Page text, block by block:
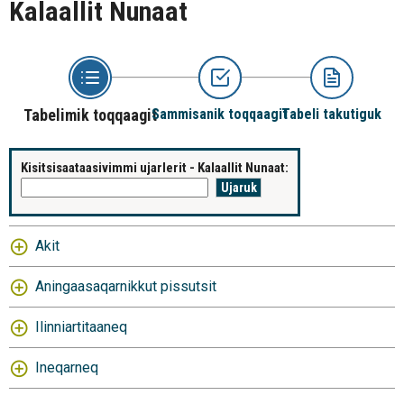
Kalaallit Nunaat
Tabelimik toqqaagitSammisanik toqqaagitTabeli takutiguk
Kisitsisaataasivimmi ujarlerit - Kalaallit Nunaat:
Akit
Aningaasaqarnikkut pissutsit
Ilinniartitaaneq
Ineqarneq